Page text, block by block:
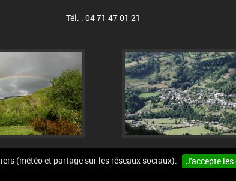
(météo et partage sur les réseaux sociaux). J'accepte les
Tél. : 04 71 47 01 21